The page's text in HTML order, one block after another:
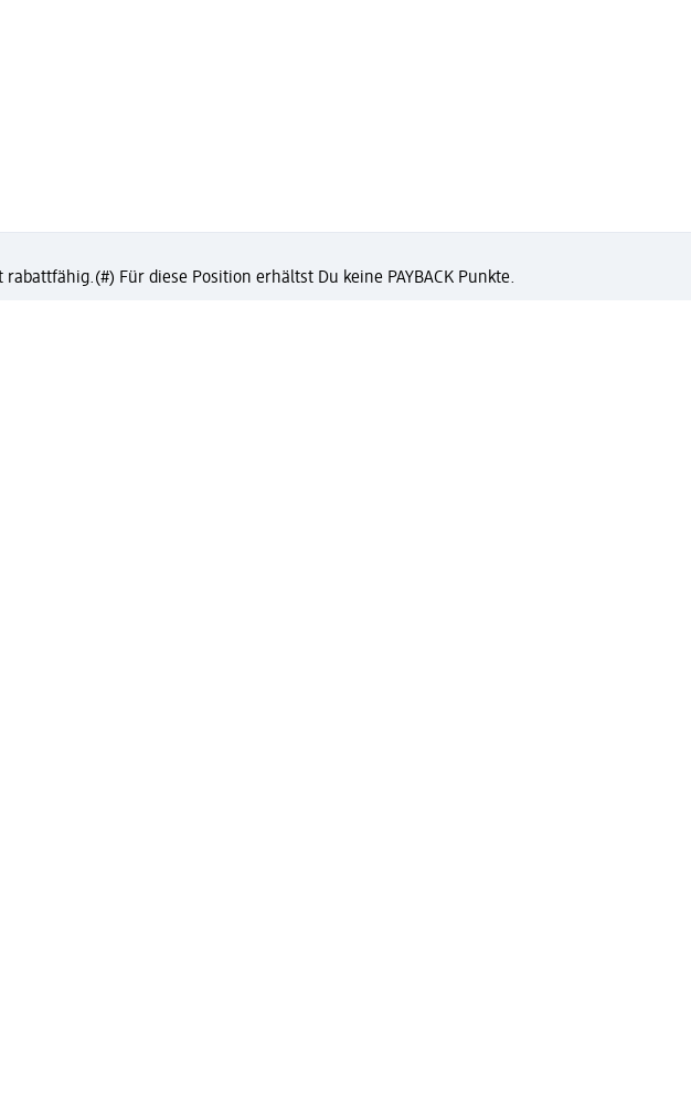
rabattfähig.(#) Für diese Position erhältst Du keine PAYBACK Punkte.